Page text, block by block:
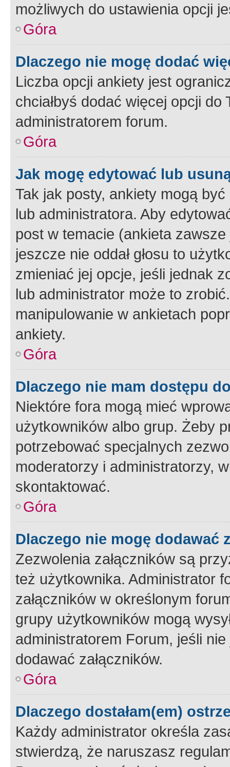
możliwych do ustawienia opcji
Góra
Dlaczego nie mogę dodać
Liczba opcji ankiety jest
chciałbyś dodać więcej opcji
administratorem forum.
Góra
Jak mogę edytować lub
Tak jak posty, ankiety mogą
lub administratora. Aby
post w temacie (ankieta
jeszcze nie oddał głosu to
zmieniać jej opcje, jeśli jednak
lub administrator może to
manipulowanie w ankietach
ankiety.
Góra
Dlaczego nie mam dostępu
Niektóre fora mogą mieć
użytkowników albo grup. Żeby
potrzebować specjalnych
moderatorzy i administratorzy,
skontaktować.
Góra
Dlaczego nie mogę dodawać
Zezwolenia załączników są
też użytkownika. Administrator
załączników w określonym
grupy użytkowników mogą
administratorem Forum, jeśli
dodawać załączników.
Góra
Dlaczego dostałam(em)
Każdy administrator określa
stwierdzą, że naruszasz